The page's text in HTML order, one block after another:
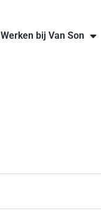
Werken bij Van Son